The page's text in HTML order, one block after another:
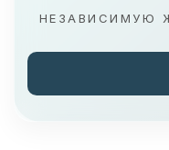
НЕЗАВИСИМУЮ